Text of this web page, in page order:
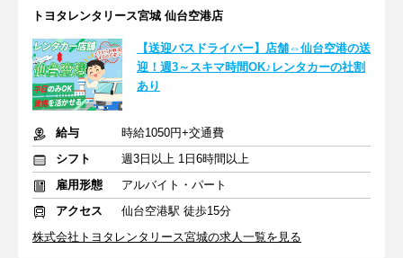
トヨタレンタリース宮城 仙台空港店
【送迎バスドライバー】店舗⇔仙台空港の送
迎！週3～スキマ時間OK♪レンタカーの社割
あり
給与
時給1050円+交通費
シフト
週3日以上 1日6時間以上
雇用形態
アルバイト・パート
アクセス
仙台空港駅 徒歩15分
株式会社トヨタレンタリース宮城の求人一覧を見る